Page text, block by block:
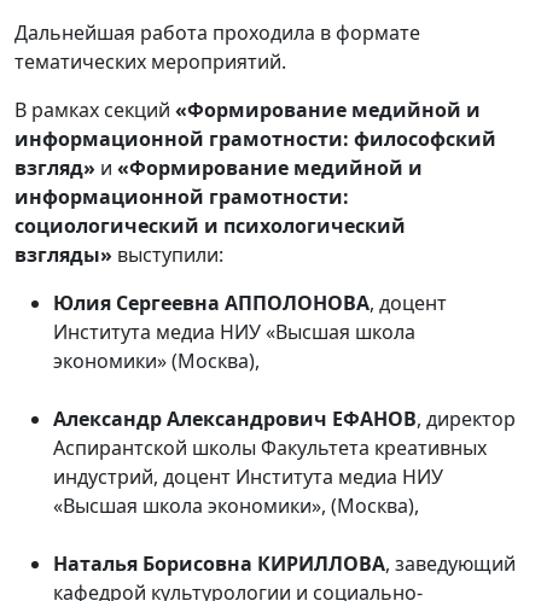
Дальнейшая работа проходила в формате
тематических мероприятий.
В рамках секций «Формирование медийной и
информационной грамотности: философский
взгляд» и «Формирование медийной и
информационной грамотности:
социологический и психологический
взгляды» выступили:
Юлия Сергеевна АППОЛОНОВА, доцент
Института медиа НИУ «Высшая школа
экономики» (Москва),
Александр Александрович ЕФАНОВ, директор
Аспирантской школы Факультета креативных
индустрий, доцент Института медиа НИУ
«Высшая школа экономики», (Москва),
Наталья Борисовна КИРИЛЛОВА, заведующий
кафедрой культурологии и социально-